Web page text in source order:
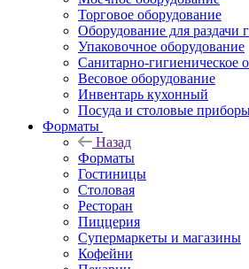
Торговое оборудование
Оборудование для раздачи
Упаковочное оборудование
Санитарно-гигиеническое
Весовое оборудование
Инвентарь кухонный
Посуда и столовые
Форматы
Назад
Форматы
Гостиницы
Столовая
Ресторан
Пиццерия
Супермаркеты и магазины
Кофейни